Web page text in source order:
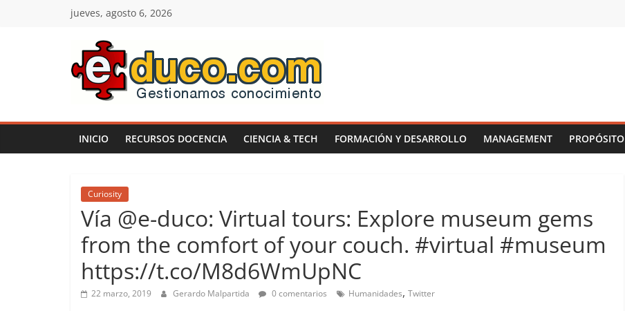
jueves, agosto 6, 2026
E-
duco:
Gestión
del
Conocimiento
Learn
Do
INICIO RECURSOS DOCENCIA CIENCIA & TECH FORMACIÓN Y DESARROLLO MANAGEMENT PROPÓSITO
Curiosity
Vía @e-duco: Virtual tours: Explore museum gems
from the comfort of your couch. #virtual #museum
https://t.co/M8d6WmUpNC
22 marzo, 2019 Gerardo Malpartida 0 comentarios Humanidades, Twitter